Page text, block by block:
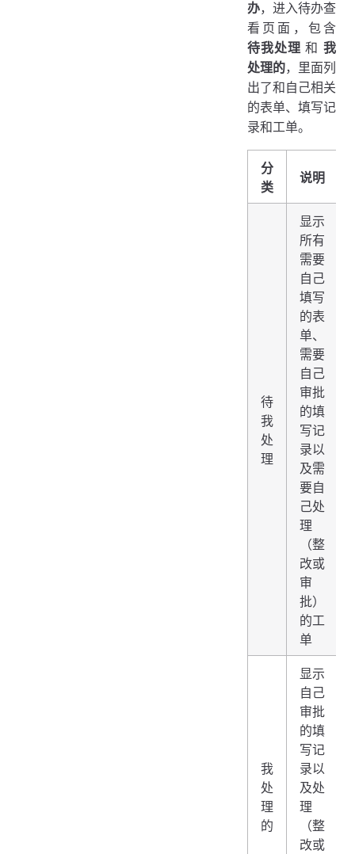
办，进入待办查
看页面，包含
待我处理 和我
处理的，里面列
出了和自己相关
的表单、填写记
录和工单。
分
类
说明
待
我
处
理
显示
所有
需要
自己
填写
的表
单、
需要
自己
审批
的填
写记
录以
及需
要自
己处
理
（整
改或
审
批）
的工
单
我
处
理
的
显示
自己
审批
的填
写记
录以
及处
理
（整
改或